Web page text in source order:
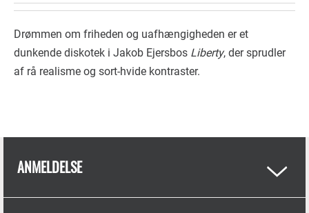
Drømmen om friheden og uafhængigheden er et
dunkende diskotek i Jakob Ejersbos Liberty, der sprudler
af rå realisme og sort-hvide kontraster.
ANMELDELSE